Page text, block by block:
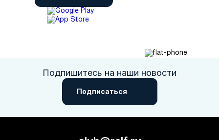
Подпишитесь на наши новости
Подписаться